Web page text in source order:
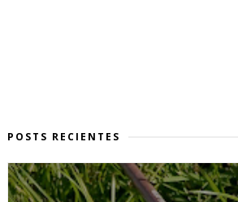
POSTS RECIENTES